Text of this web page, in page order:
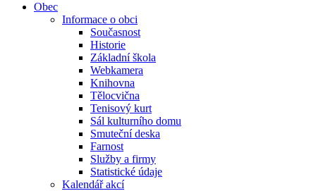
Obec
Informace o obci
Současnost
Historie
Základní škola
Webkamera
Knihovna
Tělocvična
Tenisový kurt
Sál kulturního domu
Smuteční deska
Farnost
Služby a firmy
Statistické údaje
Kalendář akcí